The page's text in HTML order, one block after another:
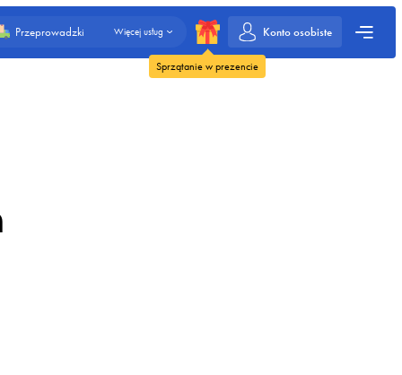
Przeprowadzki Więcej usług
Sprzątanie w prezencie
Konto osobiste